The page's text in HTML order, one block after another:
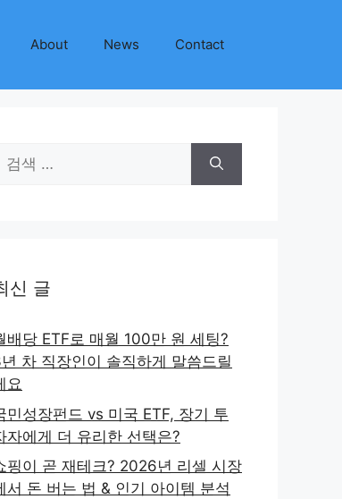
About News Contact
색:
신 글
배당 ETF로 매월 100만 원 세팅?
차 직장인이 솔직하게 말씀드릴
요
민성장펀드 vs 미국 ETF, 장기 투
자에게 더 유리한 선택은?
핑이 곧 재테크? 2026년 리셀 시장
서 돈 버는 법 & 인기 아이템 분석